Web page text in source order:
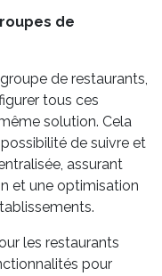
de
de restaurants,
tous ces
solution. Cela
de suivre et
assurant
et une optimisation
les restaurants
pour